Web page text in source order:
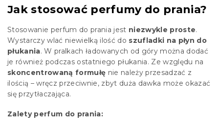
Jak stosować perfumy do prania?
Stosowanie perfum do prania jest niezwykle proste.
Wystarczy wlać niewielką ilość do szufladki na płyn do
płukania. W pralkach ładowanych od góry można dodać
je również podczas ostatniego płukania. Ze względu na
skoncentrowaną formułę nie należy przesadzać z
ilością – wręcz przeciwnie, zbyt duża dawka może okazać
się przytłaczająca.
Zalety perfum do prania: